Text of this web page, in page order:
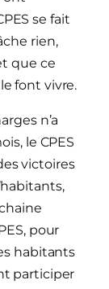
se fait
rien,
que ce
font vivre.
n’a
le CPES
victoires
pour
habitants
participer